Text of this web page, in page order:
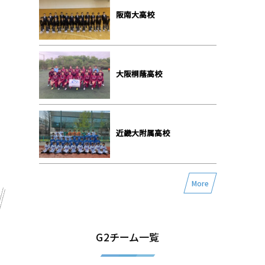
阪南大高校
大阪桐蔭高校
近畿大附属高校
More
G2チーム一覧